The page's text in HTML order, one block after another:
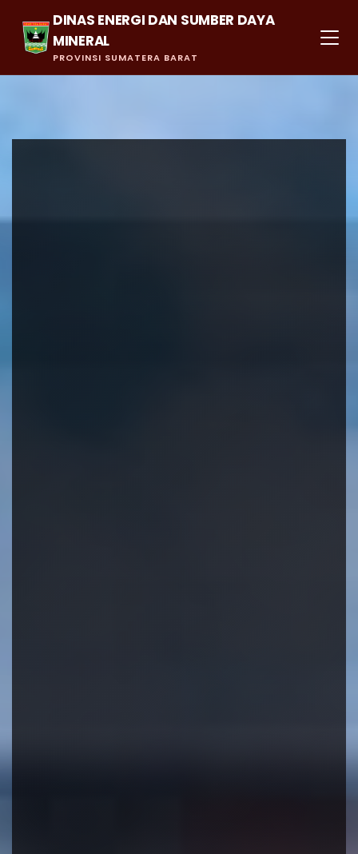
DINAS ENERGI DAN SUMBER DAYA
MINERAL
PROVINSI SUMATERA BARAT